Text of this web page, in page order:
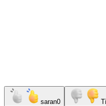
saran0